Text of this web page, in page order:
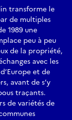
transforme le
de multiples
1989 une
peu à peu
de la propriété,
avec les
et de
avant de s’y
traçants.
de variétés de